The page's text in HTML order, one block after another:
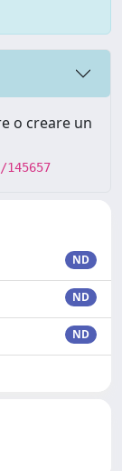
o creare un
ND
ND
ND